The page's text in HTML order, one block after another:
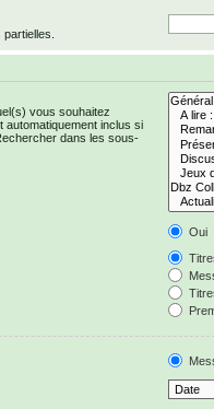
vous souhaitez
inclus si
dans les sous-
Oui